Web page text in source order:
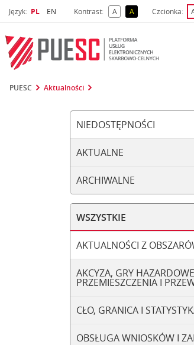
Język: Wybrany język
PL Wybierz język
EN Kontrast: Akontrast domyślny
Akontrast żółty tekst
Czcionka:
PUESC Aktualności
NIEDOSTĘPNOŚCI
AKTUALNE
ARCHIWALNE
WSZYSTKIE
AKTUALNOŚCI Z
AKCYZA, GRY
PRZEMIESZCZENIA I
CŁO, GRANICA I
OBSŁUGA WNIOSKÓW I